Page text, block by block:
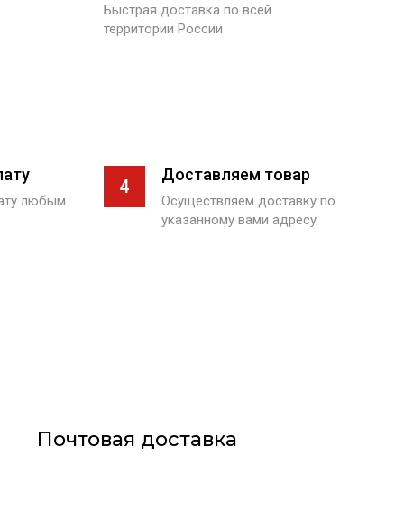
Быстрая доставка по всей
территории России
любым
4
Доставляем товар
Осуществляем доставку по
указанному вами адресу
Почтовая доставка